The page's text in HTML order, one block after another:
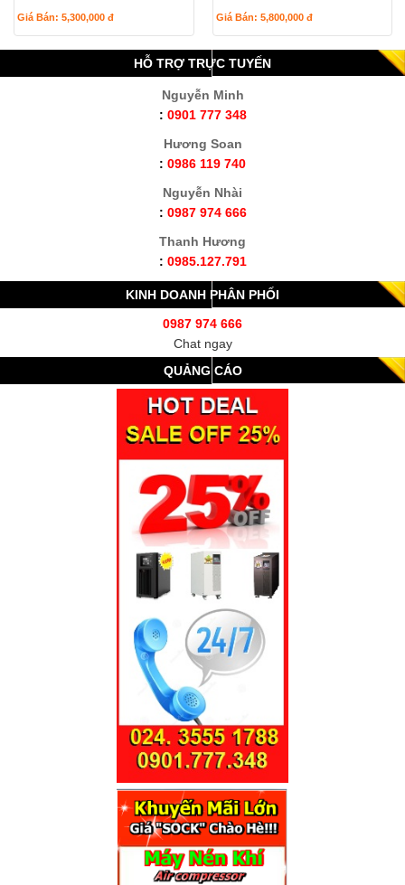
Giá Bán: 5,300,000 đ Giá Bán: 5,800,000 đ
HỖ TRỢ TRỰC TUYẾN
Nguyễn Minh
: 0901 777 348
Hương Soan
: 0986 119 740
Nguyễn Nhài
: 0987 974 666
Thanh Hương
: 0985.127.791
KINH DOANH PHÂN PHỐI
0987 974 666
Chat ngay
QUẢNG CÁO